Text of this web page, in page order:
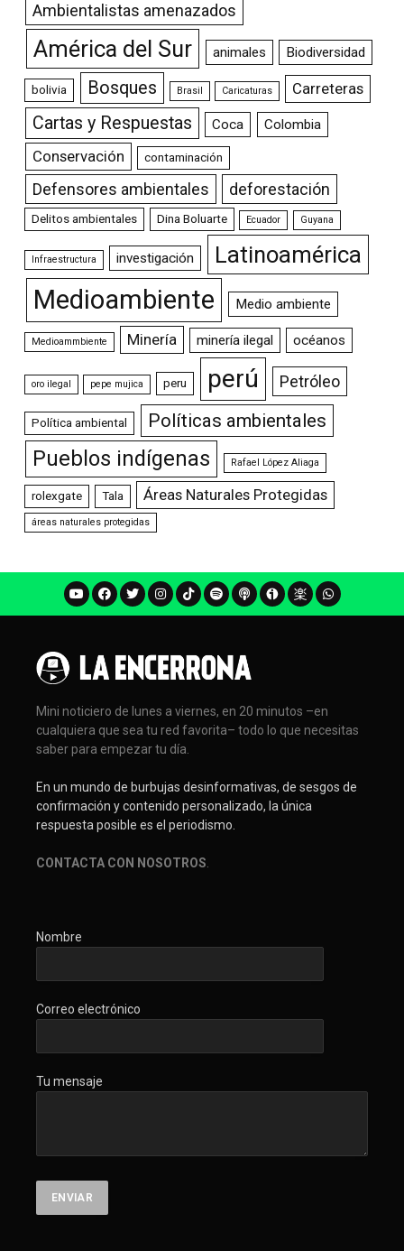
Ambientalistas amenazados
América del Sur animales Biodiversidad
bolivia Bosques Brasil Caricaturas Carreteras
Cartas y Respuestas Coca Colombia
Conservación contaminación
Defensores ambientales deforestación
Delitos ambientales Dina Boluarte Ecuador Guyana
Infraestructura investigación Latinoamérica
Medioambiente Medio ambiente
Medioammbiente Minería minería ilegal océanos
oro ilegal pepe mujica peru perú Petróleo
Política ambiental Políticas ambientales
Pueblos indígenas Rafael López Aliaga
rolexgate Tala Áreas Naturales Protegidas
áreas naturales protegidas
Mini noticiero de lunes a viernes, en 20 minutos –en
cualquiera que sea tu red favorita– todo lo que necesitas
saber para empezar tu día.
En un mundo de burbujas desinformativas, de sesgos de
confirmación y contenido personalizado, la única
respuesta posible es el periodismo.
CONTACTA CON NOSOTROS.
Nombre
Correo electrónico
Tu mensaje